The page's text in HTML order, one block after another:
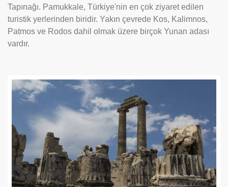
Tapınağı. Pamukkale, Türkiye'nin en çok ziyaret edilen
turistik yerlerinden biridir. Yakın çevrede Kos, Kalimnos,
Patmos ve Rodos dahil olmak üzere birçok Yunan adası
vardır.